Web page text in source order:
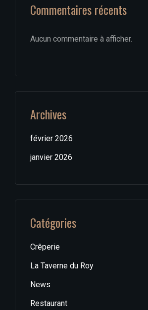
Commentaires récents
Aucun commentaire à afficher.
Archives
février 2026
janvier 2026
Catégories
Crêperie
La Taverne du Roy
News
Restaurant